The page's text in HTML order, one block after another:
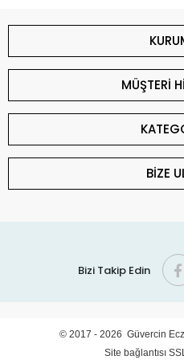
MÜŞTERİ
BİZE
Bizi Takip Edin
© 2017 - 2026 Güvercin
Site bağlantısı